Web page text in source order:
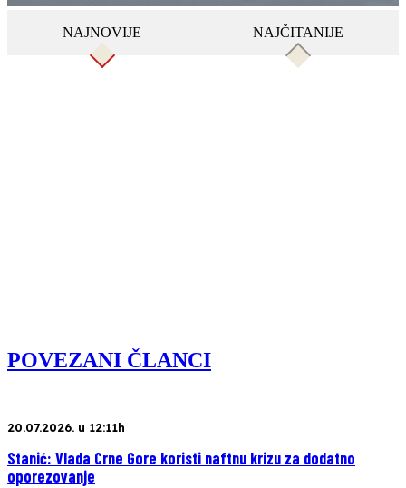
NAJNOVIJE NAJČITANIJE
POVEZANI ČLANCI
20.07.2026. u 12:11h
Stanić: Vlada Crne Gore koristi naftnu krizu za dodatno
oporezovanje